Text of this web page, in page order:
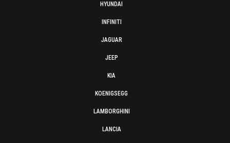
HYUNDAI
INFINITI
JAGUAR
JEEP
KIA
KOENIGSEGG
LAMBORGHINI
LANCIA